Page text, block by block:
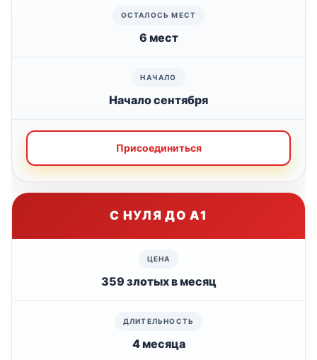
6 мест
Начало сентября
Присоединиться
С НУЛЯ ДО А1
359 злотых в месяц
4 месяца